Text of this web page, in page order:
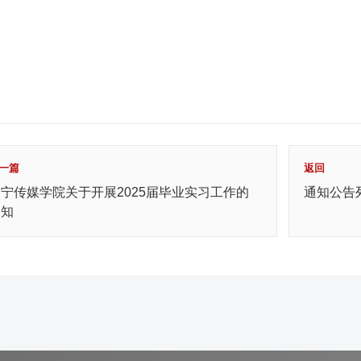
篇
传媒学院关于开展2025届毕业实习工作的
返回
通知公告